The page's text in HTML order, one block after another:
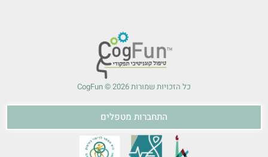
כל הזכויות שמורות 2026 © CogFun
התחברות מטפלים